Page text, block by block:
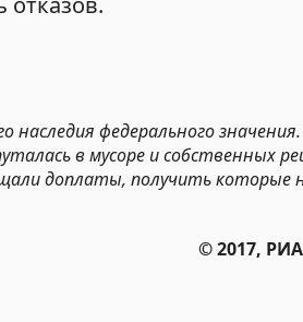
наследия федерального
в мусоре и собственных
доплаты, получить которые
© 2017,